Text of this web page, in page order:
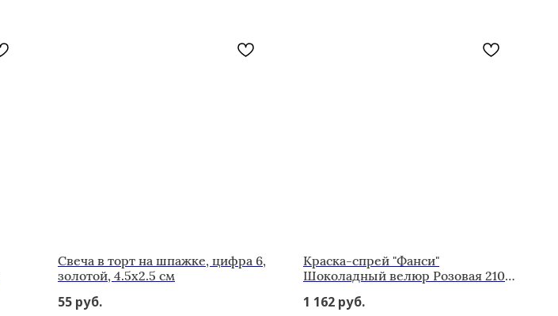
Свеча в торт на шпажке, цифра 6,
золотой, 4.5х2.5 см
55 руб.
Краска-спрей "Фанси"
Шоколадный велюр Розовая 210
1 162 руб.